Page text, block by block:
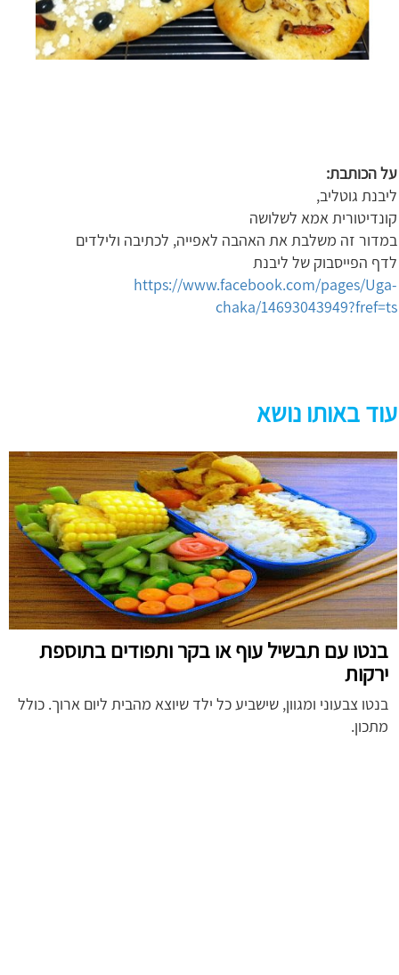
על הכותבת:
ליבנת גוטליב,
קונדיטורית אמא לשלושה
במדור זה משלבת את האהבה לאפייה, לכתיבה ולילדים
לדף הפייסבוק של ליבנת
https://www.facebook.com/pages/Uga-
chaka/14693043949?fref=ts
עוד באותו נושא
בנטו עם תבשיל עוף או בקר ותפודים בתוספת
ירקות
בנטו צבעוני ומגוון, שישביע כל ילד שיוצא מהבית ליום ארוך. כולל
מתכון.